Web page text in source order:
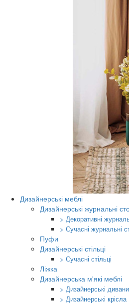
Дизайнерські меблі
Дизайнерські журнальні
> Декоративні
> Сучасні журнальні
Пуфи
Дизайнерські стільці
> Сучасні стільці
Ліжка
Дизайнерська м'які меблі
> Дизайнерські дивани
> Дизайнерські крісла